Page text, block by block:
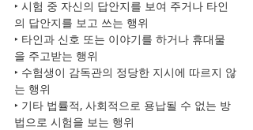
‣ 시험 중 자신의 답안지를 보여 주거나 타인
의 답안지를 보고 쓰는 행위
‣ 타인과 신호 또는 이야기를 하거나 휴대물
을 주고받는 행위
‣ 수험생이 감독관의 정당한 지시에 따르지 않
는 행위
‣ 기타 법률적, 사회적으로 용납될 수 없는 방
법으로 시험을 보는 행위